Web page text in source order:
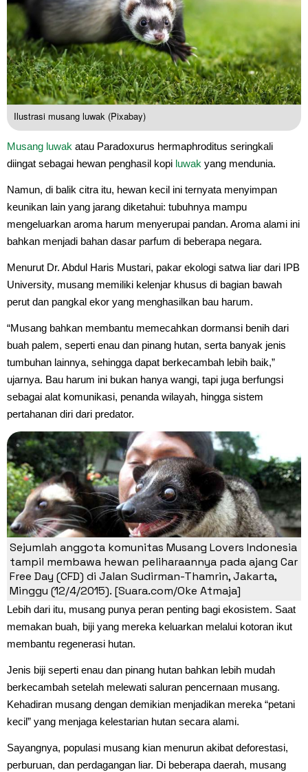
Ilustrasi musang luwak (Pixabay)
Musang luwak atau Paradoxurus hermaphroditus seringkali
diingat sebagai hewan penghasil kopi luwak yang mendunia.
Namun, di balik citra itu, hewan kecil ini ternyata menyimpan
keunikan lain yang jarang diketahui: tubuhnya mampu
mengeluarkan aroma harum menyerupai pandan. Aroma alami ini
bahkan menjadi bahan dasar parfum di beberapa negara.
Menurut Dr. Abdul Haris Mustari, pakar ekologi satwa liar dari IPB
University, musang memiliki kelenjar khusus di bagian bawah
perut dan pangkal ekor yang menghasilkan bau harum.
“Musang bahkan membantu memecahkan dormansi benih dari
buah palem, seperti enau dan pinang hutan, serta banyak jenis
tumbuhan lainnya, sehingga dapat berkecambah lebih baik,”
ujarnya. Bau harum ini bukan hanya wangi, tapi juga berfungsi
sebagai alat komunikasi, penanda wilayah, hingga sistem
pertahanan diri dari predator.
Sejumlah anggota komunitas Musang Lovers Indonesia
tampil membawa hewan peliharaannya pada ajang Car
Free Day (CFD) di Jalan Sudirman-Thamrin, Jakarta,
Minggu (12/4/2015). [Suara.com/Oke Atmaja]
Lebih dari itu, musang punya peran penting bagi ekosistem. Saat
memakan buah, biji yang mereka keluarkan melalui kotoran ikut
membantu regenerasi hutan.
Jenis biji seperti enau dan pinang hutan bahkan lebih mudah
berkecambah setelah melewati saluran pencernaan musang.
Kehadiran musang dengan demikian menjadikan mereka “petani
kecil” yang menjaga kelestarian hutan secara alami.
Sayangnya, populasi musang kian menurun akibat deforestasi,
perburuan, dan perdagangan liar. Di beberapa daerah, musang